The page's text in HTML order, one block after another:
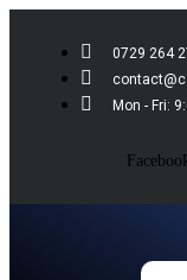
0729 264
Mon - Fri: